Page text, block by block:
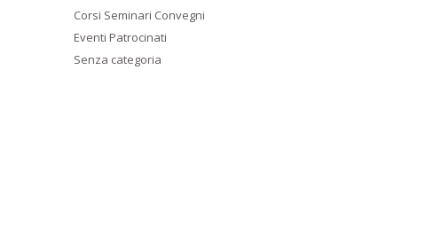
Corsi Seminari Convegni
Eventi Patrocinati
Senza categoria